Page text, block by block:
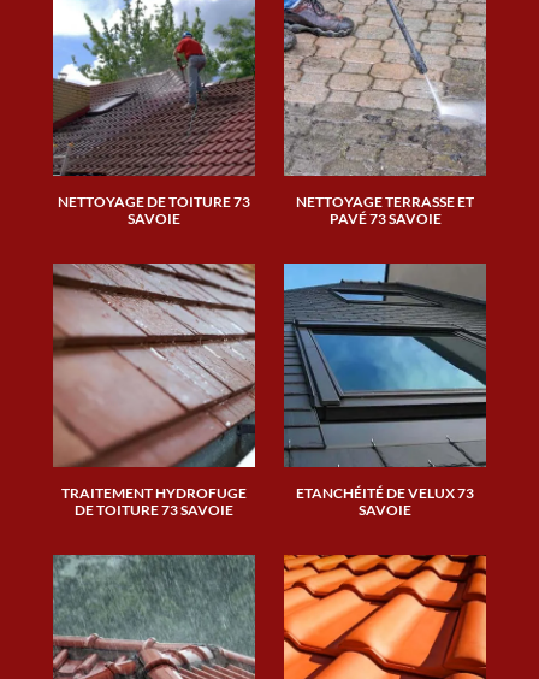
NETTOYAGE DE TOITURE 73
SAVOIE
NETTOYAGE TERRASSE ET
PAVÉ 73 SAVOIE
TRAITEMENT HYDROFUGE
DE TOITURE 73 SAVOIE
ETANCHÉITÉ DE VELUX 73
SAVOIE